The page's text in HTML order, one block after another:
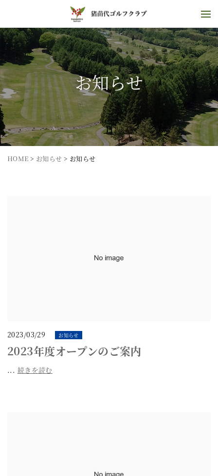
お知らせ
HOME > お知らせ > お知らせ
2023/03/29 お知らせ
2023年度オープンのご案内
... 続きを読む